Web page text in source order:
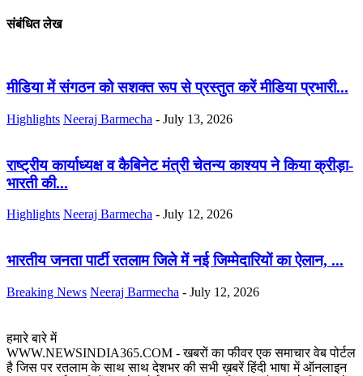
संबंधित लेख
मीडिया में संगठन को सशक्त रूप से प्रस्तुत करें मीडिया प्रभारी...
Highlights Neeraj Barmecha - July 13, 2026
राष्ट्रीय कार्याध्यक्ष व कैबिनेट मंत्री चेतन्य काश्यप ने किया क्रीड़ा-
भारती की...
Highlights Neeraj Barmecha - July 12, 2026
भारतीय जनता पार्टी रतलाम जिले में नई जिम्मेदारियों का ऐलान, ...
Breaking News Neeraj Barmecha - July 12, 2026
हमारे बारे में
WWW.NEWSINDIA365.COM - खबरों का फीवर एक समाचार वेब पोर्टल
है जिस पर रतलाम के साथ साथ देशभर की सभी ख़बरें हिंदी भाषा में ऑनलाइन